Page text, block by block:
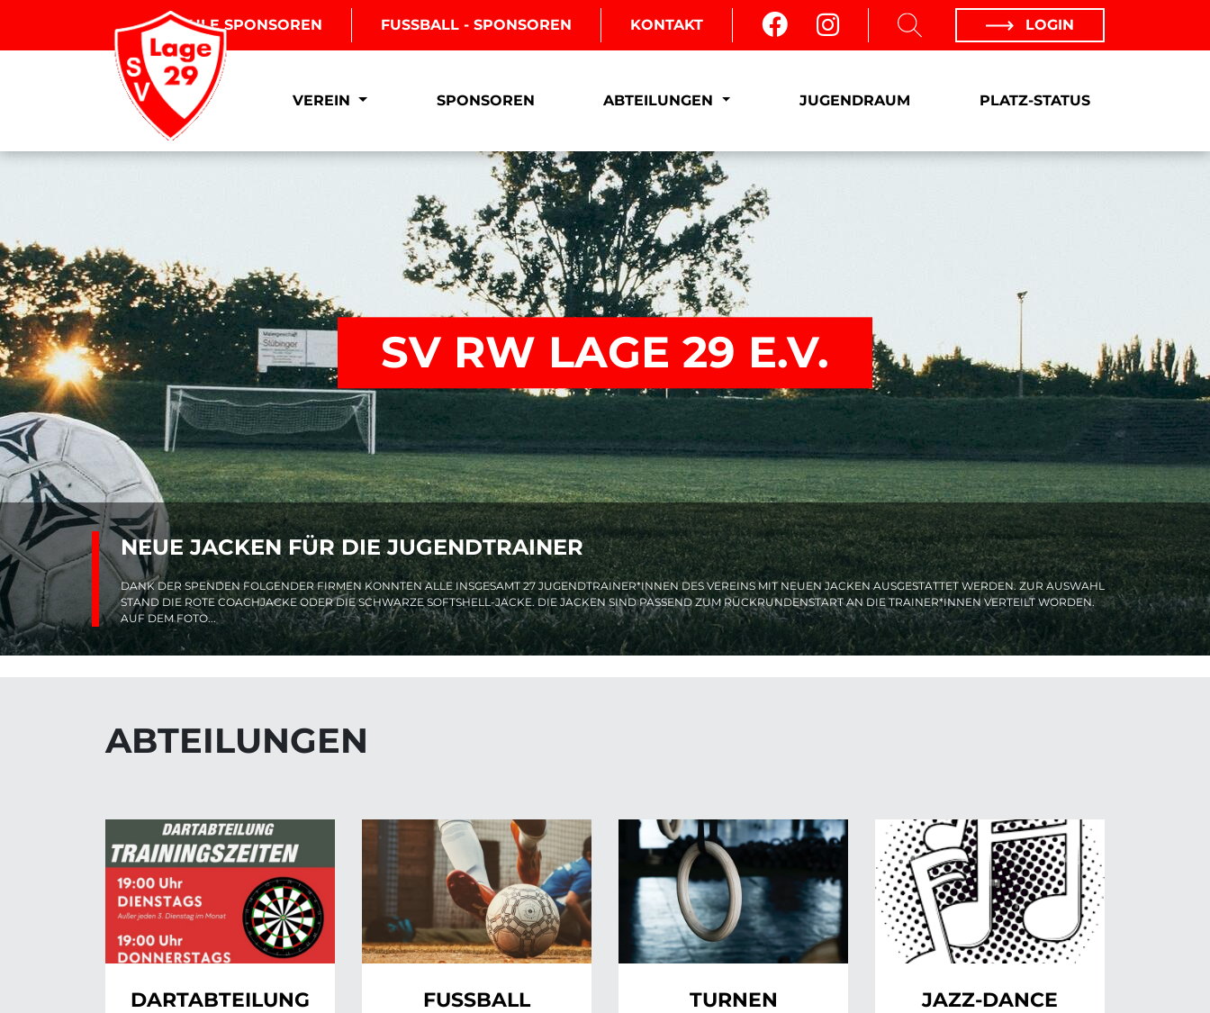
BOULE SPONSOREN FUSSBALL - SPONSOREN KONTAKT LOGIN
VEREIN SPONSOREN ABTEILUNGEN JUGENDRAUM PLATZ-STATUS
SV RW LAGE 29 E.V.
NEUE JACKEN FÜR DIE JUGENDTRAINER
DANK DER SPENDEN FOLGENDER FIRMEN KONNTEN ALLE INSGESAMT 27 JUGENDTRAINER*INNEN DES VEREINS MIT NEUEN JACKEN AUSGESTATTET WERDEN. ZUR AUSWAHL
STAND DIE ROTE COACHJACKE ODER DIE SCHWARZE SOFTSHELL-JACKE. DIE JACKEN SIND PASSEND ZUM RÜCKRUNDENSTART AN DIE TRAINER*INNEN VERTEILT WORDEN.
AUF DEM FOTO...
ABTEILUNGEN
DARTABTEILUNG FUSSBALL TURNEN JAZZ-DANCE